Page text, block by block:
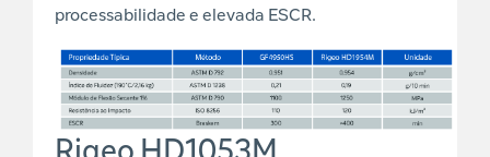
processabilidade e elevada ESCR.